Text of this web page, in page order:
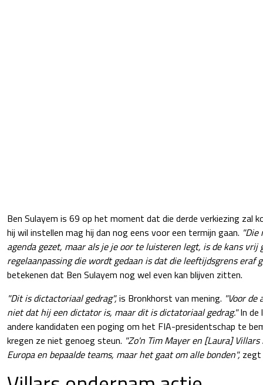
Ben Sulayem is 69 op het moment dat die derde verkiezing zal
hij wil instellen mag hij dan nog eens voor een termijn gaan. "Die
agenda gezet, maar als je je oor te luisteren legt, is de kans vrij
regelaanpassing die wordt gedaan is dat die leeftijdsgrens eraf
betekenen dat Ben Sulayem nog wel even kan blijven zitten.
"Dit is dictactoriaal gedrag",is Bronkhorst van mening. "Voor de
niet dat hij een dictator is, maar dit is dictatoriaal gedrag."In de
andere kandidaten een poging om het FIA-presidentschap te
kregen ze niet genoeg steun. "Zo'n Tim Mayer en [Laura]
Europa en bepaalde teams, maar het gaat om alle bonden", zegt